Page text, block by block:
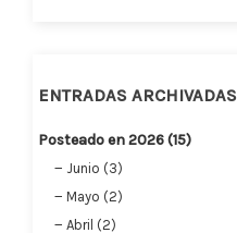
ENTRADAS ARCHIVADAS
Posteado en 2026 (15)
Junio (3)
Mayo (2)
Abril (2)